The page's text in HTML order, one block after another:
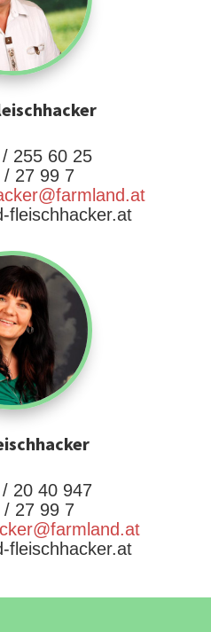
255 60 25
/ 27 99 7
fleischhacker.at
20 40 947
/ 27 99 7
fleischhacker.at